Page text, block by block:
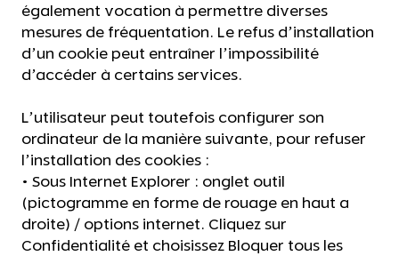
également vocation à permettre diverses
mesures de fréquentation. Le refus d’installation
d’un cookie peut entraîner l’impossibilité
d’accéder à certains services.
L’utilisateur peut toutefois configurer son
ordinateur de la manière suivante, pour refuser
l’installation des cookies :
• Sous Internet Explorer : onglet outil
(pictogramme en forme de rouage en haut a
droite) / options internet. Cliquez sur
Confidentialité et choisissez Bloquer tous les